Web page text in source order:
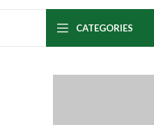
CATEGORIES